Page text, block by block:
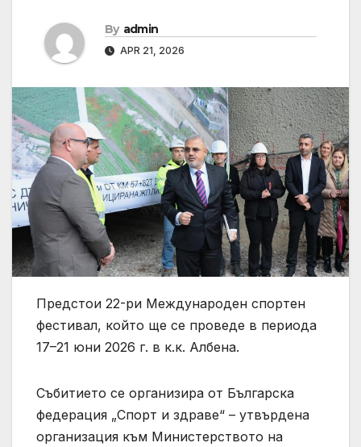
By admin
APR 21, 2026
Предстои 22-ри Международен спортен
фестивал, който ще се проведе в периода
17–21 юни 2026 г. в к.к. Албена.
Събитието се организира от Българска
федерация „Спорт и здраве“ – утвърдена
организация към Министерството на